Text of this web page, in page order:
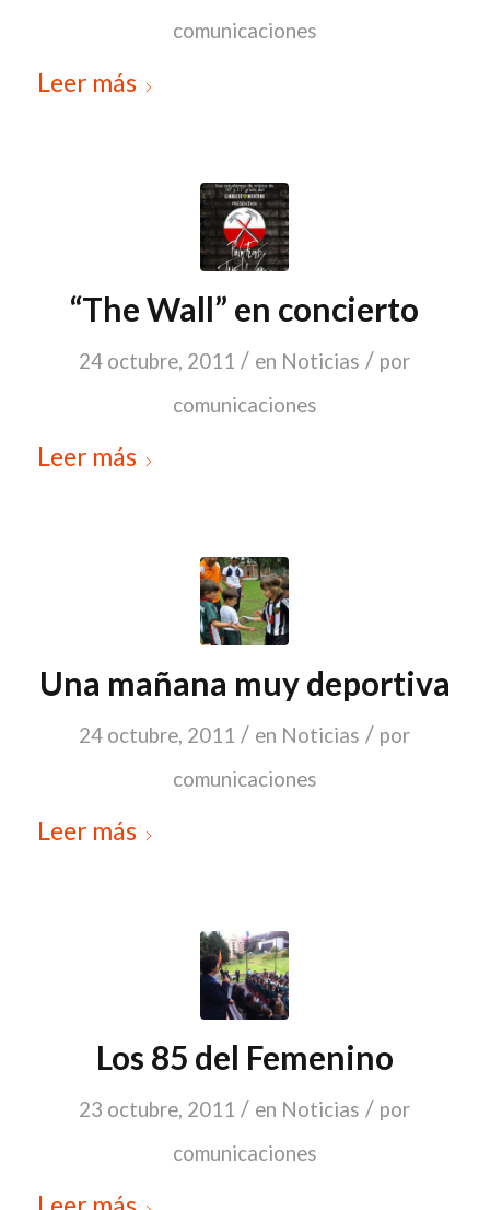
comunicaciones
Leer más
“The Wall” en concierto
24 octubre, 2011 / en Noticias / por
comunicaciones
Leer más
Una mañana muy deportiva
24 octubre, 2011 / en Noticias / por
comunicaciones
Leer más
Los 85 del Femenino
23 octubre, 2011 / en Noticias / por
comunicaciones